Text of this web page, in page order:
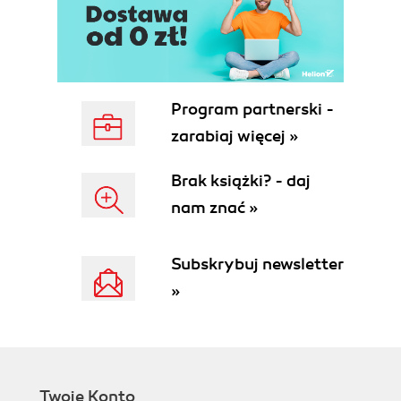
Learning About Information Needs and
Information-Seeking Behaviors
4. Design for Understanding
A Sense of Place
The Architecture of (Real-World) Places
Places Made of Information
Structure and Order
Typologies
Recap
II. Basic Principles of Information Architecture
Program partnerski -
zarabiaj więcej »
Brak książki? - daj
nam znać »
Subskrybuj newsletter
»
Twoje Konto